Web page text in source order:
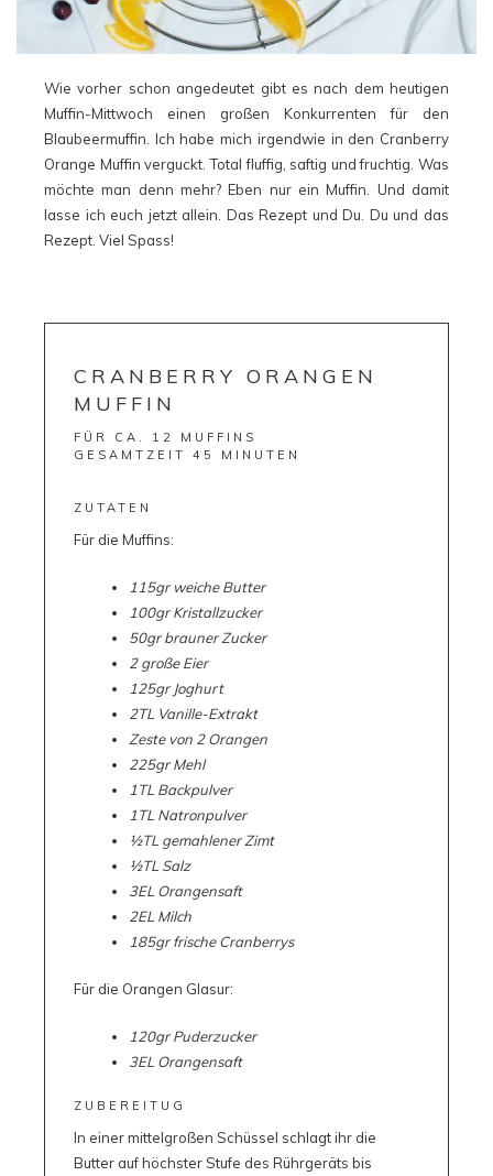
Wie vorher schon angedeutet gibt es nach dem heutigen
Muffin-Mittwoch einen großen Konkurrenten für den
Blaubeermuffin. Ich habe mich irgendwie in den Cranberry
Orange Muffin verguckt. Total fluffig, saftig und fruchtig. Was
möchte man denn mehr? Eben nur ein Muffin. Und damit
lasse ich euch jetzt allein. Das Rezept und Du. Du und das
Rezept. Viel Spass!
CRANBERRY ORANGEN
MUFFIN
FÜR CA. 12 MUFFINS
GESAMTZEIT 45 MINUTEN
ZUTATEN
Für die Muffins:
115gr weiche Butter
100gr Kristallzucker
50gr brauner Zucker
2 große Eier
125gr Joghurt
2TL Vanille-Extrakt
Zeste von 2 Orangen
225gr Mehl
1TL Backpulver
1TL Natronpulver
½TL gemahlener Zimt
½TL Salz
3EL Orangensaft
2EL Milch
185gr frische Cranberrys
Für die Orangen Glasur:
120gr Puderzucker
3EL Orangensaft
ZUBEREITUG
In einer mittelgroßen Schüssel schlagt ihr die
Butter auf höchster Stufe des Rührgeräts bis